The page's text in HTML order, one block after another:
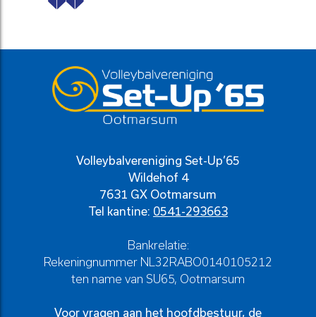
Volleybalvereniging Set-Up’65
Wildehof 4
7631 GX Ootmarsum
Tel kantine: 0541-293663
Bankrelatie:
Rekeningnummer NL32RABO0140105212
ten name van SU65, Ootmarsum
Voor vragen aan het hoofdbestuur, de